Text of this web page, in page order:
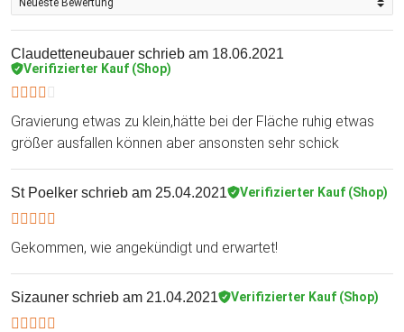
Claudetteneubauer schrieb am 18.06.2021
Verifizierter Kauf (Shop)
Gravierung etwas zu klein,hätte bei der Fläche ruhig etwas
größer ausfallen können aber ansonsten sehr schick
St Poelker schrieb am 25.04.2021 Verifizierter Kauf (Shop)
Gekommen, wie angekündigt und erwartet!
Sizauner schrieb am 21.04.2021 Verifizierter Kauf (Shop)